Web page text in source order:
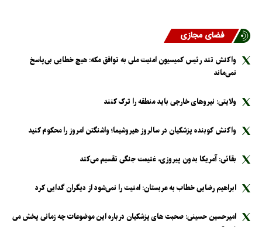
فضای مجازی
واکنش تند رئیس کمیسیون امنیت ملی به توافق مکه: هیچ خطایی بی‌پاسخ
نمی‌ماند
ولایتی: نیرو‌های خارجی باید منطقه را ترک کنند
واکنش کوبنده پزشکیان در سالروز هیروشیما؛ واشنگتن امروز را محکوم کنید
بقائی: آمریکا بدون پیروزی، غنیمت جنگی تقسیم می‌کند
ابراهیم رضایی خطاب به عربستان: امنیت را نمی‌شود از دیگران گدایی کرد
امیرحسین حسینی: صحبت های پزشکیان درباره این موضوعات چه زمانی پخش می